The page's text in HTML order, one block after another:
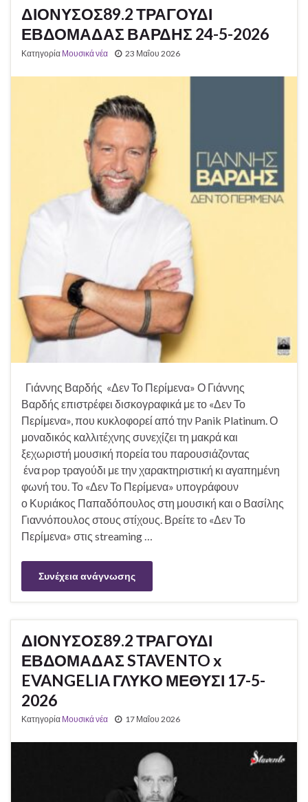
ΔΙΟΝΥΣΟΣ89.2 ΤΡΑΓΟΥΔΙ
ΕΒΔΟΜΑΔΑΣ ΒΑΡΔΗΣ 24-5-2026
Κατηγορία Μουσικά νέα 23 Μαΐου 2026
Γιάννης Βαρδής «Δεν Το Περίμενα» Ο Γιάννης
Βαρδής επιστρέφει δισκογραφικά με το «Δεν Το
Περίμενα», που κυκλοφορεί από την Panik Platinum. Ο
μοναδικός καλλιτέχνης συνεχίζει τη μακρά και
ξεχωριστή μουσική πορεία του παρουσιάζοντας
ένα pop τραγούδι με την χαρακτηριστική κι αγαπημένη
φωνή του. Το «Δεν Το Περίμενα» υπογράφουν
ο Κυριάκος Παπαδόπουλος στη μουσική και ο Βασίλης
Γιαννόπουλος στους στίχους. Βρείτε το «Δεν Το
Περίμενα» στις streaming …
Συνέχεια ανάγνωσης
ΔΙΟΝΥΣΟΣ89.2 ΤΡΑΓΟΥΔΙ
ΕΒΔΟΜΑΔΑΣ STAVENTO x
EVANGELIA ΓΛΥΚΟ ΜΕΘΥΣΙ 17-5-
2026
Κατηγορία Μουσικά νέα 17 Μαΐου 2026